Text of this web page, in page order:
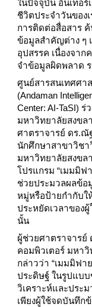
ในปัจจุบัน อินเทอ
ชีวิตประจำวันของ
การติดต่อสื่อสาร
ข้อมูลสำคัญต่าง ๆ
อุปสรรค เนื่องจา
จำข้อมูลผิดพลาด ร
ศูนย์สารสนเทศศา
(Andaman
Center: AI-TaSI)
มหาวิทยาลัยสงขล
ศาตราจารย์ ดร.ณั
นักศึกษาสาขาวิชา
มหาวิทยาลัยสงขล
โปรแกรม “เมมมิฟ
ช่วยประมวลผลข้อ
หมู่หรือป้ายกำกับใ
ประหยัดเวลาของ
นั้น
ผู้ช่วยศาตราจารย์
คอมพิวเตอร์ มหา
กล่าวว่า “เมมมิฟา
ประดิษฐ์ ในรูปแบ
วิเคราะห์และประ
เพียงผู้ใช้จดบันทึก